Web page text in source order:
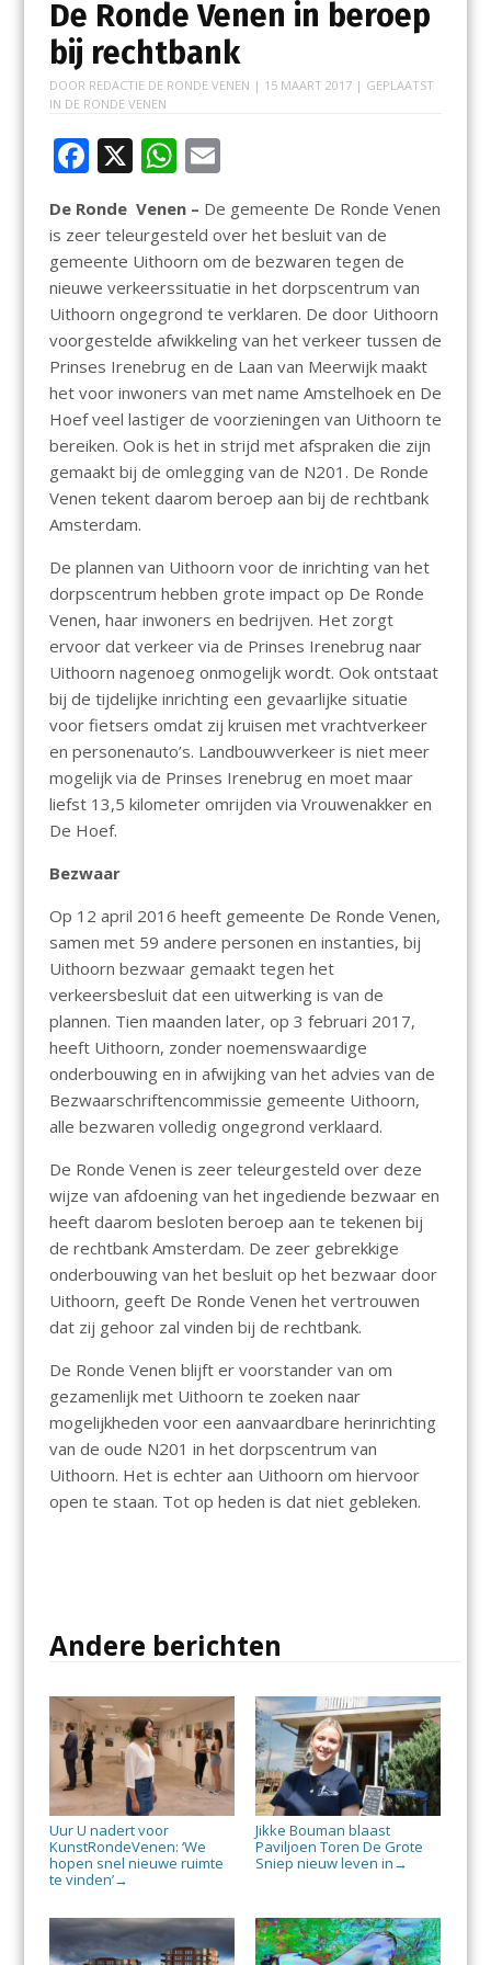
De Ronde Venen in beroep
bij rechtbank
DOOR REDACTIE DE RONDE VENEN | 15 MAART 2017| GEPLAATST
IN DE RONDE VENEN
F
ac
e
b
o
o
k
X W
at
s
A
p
p
E
ai
l
De Ronde Venen – De gemeente De Ronde Venen
is zeer teleurgesteld over het besluit van de
gemeente Uithoorn om de bezwaren tegen de
nieuwe verkeerssituatie in het dorpscentrum van
Uithoorn ongegrond te verklaren. De door Uithoorn
voorgestelde afwikkeling van het verkeer tussen de
Prinses Irenebrug en de Laan van Meerwijk maakt
het voor inwoners van met name Amstelhoek en De
Hoef veel lastiger de voorzieningen van Uithoorn te
bereiken. Ook is het in strijd met afspraken die zijn
gemaakt bij de omlegging van de N201. De Ronde
Venen tekent daarom beroep aan bij de rechtbank
Amsterdam.
De plannen van Uithoorn voor de inrichting van het
dorpscentrum hebben grote impact op De Ronde
Venen, haar inwoners en bedrijven. Het zorgt
ervoor dat verkeer via de Prinses Irenebrug naar
Uithoorn nagenoeg onmogelijk wordt. Ook ontstaat
bij de tijdelijke inrichting een gevaarlijke situatie
voor fietsers omdat zij kruisen met vrachtverkeer
en personenauto’s. Landbouwverkeer is niet meer
mogelijk via de Prinses Irenebrug en moet maar
liefst 13,5 kilometer omrijden via Vrouwenakker en
De Hoef.
Bezwaar
Op 12 april 2016 heeft gemeente De Ronde Venen,
samen met 59 andere personen en instanties, bij
Uithoorn bezwaar gemaakt tegen het
verkeersbesluit dat een uitwerking is van de
plannen. Tien maanden later, op 3 februari 2017,
heeft Uithoorn, zonder noemenswaardige
onderbouwing en in afwijking van het advies van de
Bezwaarschriftencommissie gemeente Uithoorn,
alle bezwaren volledig ongegrond verklaard.
De Ronde Venen is zeer teleurgesteld over deze
wijze van afdoening van het ingediende bezwaar en
heeft daarom besloten beroep aan te tekenen bij
de rechtbank Amsterdam. De zeer gebrekkige
onderbouwing van het besluit op het bezwaar door
Uithoorn, geeft De Ronde Venen het vertrouwen
dat zij gehoor zal vinden bij de rechtbank.
De Ronde Venen blijft er voorstander van om
gezamenlijk met Uithoorn te zoeken naar
mogelijkheden voor een aanvaardbare herinrichting
van de oude N201 in het dorpscentrum van
Uithoorn. Het is echter aan Uithoorn om hiervoor
open te staan. Tot op heden is dat niet gebleken.
Andere berichten
Uur U nadert voor
KunstRondeVenen: ‘We
hopen snel nieuwe ruimte
te vinden’→
Jikke Bouman blaast
Paviljoen Toren De Grote
Sniep nieuw leven in →